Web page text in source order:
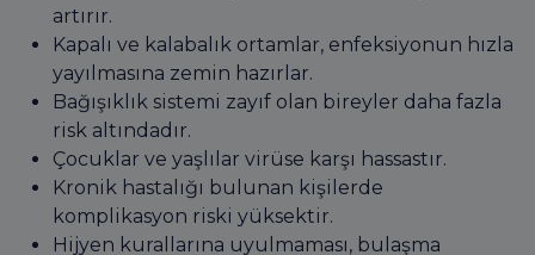
artırır.
Kapalı ve kalabalık ortamlar, enfeksiyonun hızla
yayılmasına zemin hazırlar.
Bağışıklık sistemi zayıf olan bireyler daha fazla
risk altındadır.
Çocuklar ve yaşlılar virüse karşı hassastır.
Kronik hastalığı bulunan kişilerde
komplikasyon riski yüksektir.
Hijyen kurallarına uyulmaması, bulaşma